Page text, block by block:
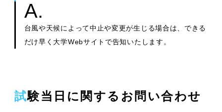
台風や天候によって中止や変更が生じる場合は、できる
だけ早く大学Webサイトで告知いたします。
試験当日に関するお問い合わせ